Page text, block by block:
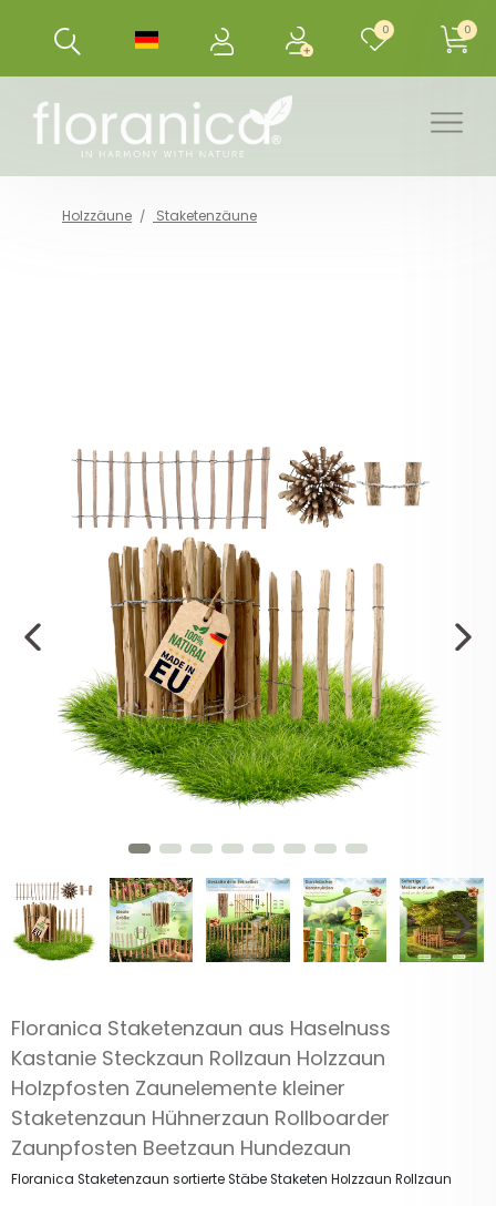
0 0
Holzzäune Staketenzäune
Floranica Staketenzaun aus Haselnuss
Kastanie Steckzaun Rollzaun Holzzaun
Holzpfosten Zaunelemente kleiner
Staketenzaun Hühnerzaun Rollboarder
Zaunpfosten Beetzaun Hundezaun
Floranica Staketenzaun sortierte Stäbe Staketen Holzzaun Rollzaun